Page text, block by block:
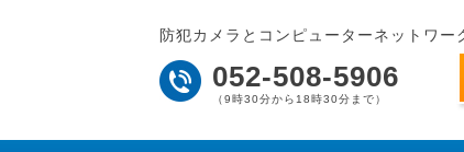
防犯カメラとコンピューターネットワー
052-508-5906
（9時30分から18時30分まで）